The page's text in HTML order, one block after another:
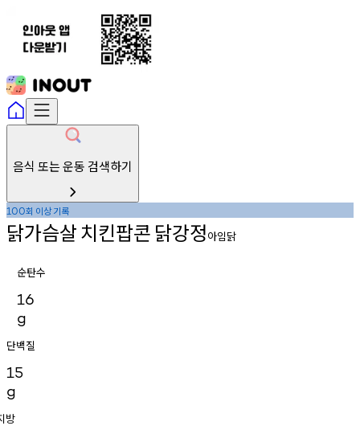
음식 또는 운동 검색하기
100회 이상기록
닭가슴살치킨팝콘 닭강정아임닭
순탄수
16
g
단백질
15
g
방